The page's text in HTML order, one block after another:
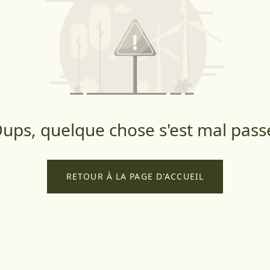
quelque chose s'est mal
RETOUR À LA PAGE D'ACCUEIL